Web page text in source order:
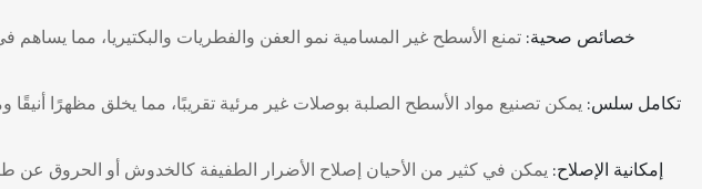
⭐خصائص صحية:تمنع الأسطح غير المسامية نمو العفن والفطريات والبكتيريا، مما
⭐تكامل سلس:يمكن تصنيع مواد الأسطح الصلبة بوصلات غير مرئية تقريبًا، مما يخلق مظهرًا
⭐إمكانية الإصلاح:يمكن في كثير من الأحيان إصلاح الأضرار الطفيفة كالخدوش أو الحروق عن